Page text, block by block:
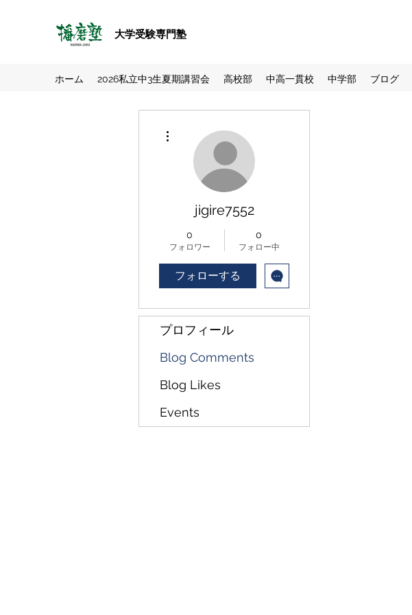
大学受験専門塾
ホーム 2026私立中3生夏期講習会 高校部 中高一貫校 中学部 ブログ
jigire7552
0
フォロワー
0
フォロー中
フォローする
プロフィール
Blog Comments
Blog Likes
Events